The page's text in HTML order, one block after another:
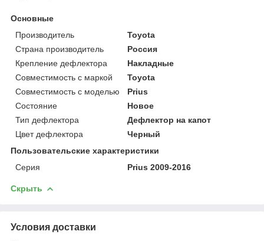
Основные
Производитель
Toyota
Страна производитель
Россия
Крепление дефлектора
Накладные
Совместимость с маркой
Toyota
Совместимость с моделью
Prius
Состояние
Новое
Тип дефлектора
Дефлектор на капот
Цвет дефлектора
Черный
Пользовательские характеристики
Серия
Prius 2009-2016
Скрыть
Условия доставки